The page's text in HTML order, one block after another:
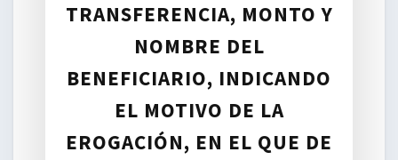
TRANSFERENCIA, MONTO Y
NOMBRE DEL
BENEFICIARIO, INDICANDO
EL MOTIVO DE LA
EROGACIÓN, EN EL QUE DE